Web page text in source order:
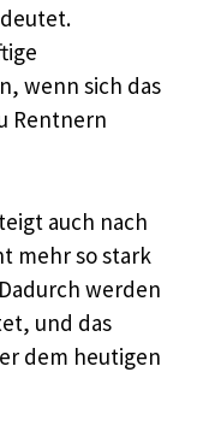
wenn sich das
Rentnern
auch nach
mehr so stark
werden
und das
dem heutigen